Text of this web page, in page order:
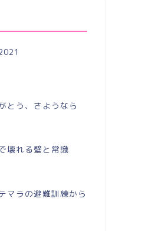
とう、さようなら
壊れる壁と常識
マラの避難訓練から